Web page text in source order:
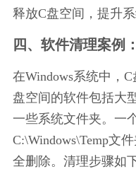
释放C盘空间，提升系
四、软件清理案例：
在Windows系统中，
盘空间的软件包括大
一些系统文件夹。一
C:\Windows\Temp文
全删除。清理步骤如